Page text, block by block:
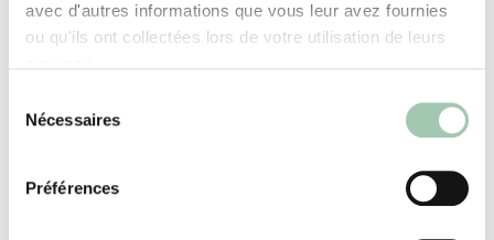
avec d'autres informations que vous leur avez fournies
ou qu'ils ont collectées lors de votre utilisation de leurs
Nécessaires
Préférences
Conception sur mesure et